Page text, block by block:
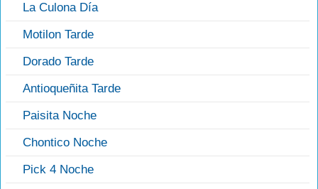
La Culona Día
Motilon Tarde
Dorado Tarde
Antioqueñita Tarde
Paisita Noche
Chontico Noche
Pick 4 Noche